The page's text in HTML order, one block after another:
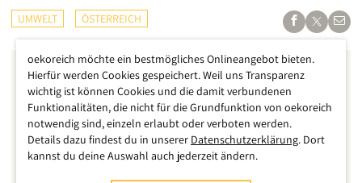
UMWELT ÖSTERREICH
oekoreich möchte ein bestmögliches Onlineangebot bieten.
Hierfür werden Cookies gespeichert. Weil uns Transparenz
wichtig ist können Cookies und die damit verbundenen
Funktionalitäten, die nicht für die Grundfunktion von oekoreich
notwendig sind, einzeln erlaubt oder verboten werden.
Details dazu findest du in unserer Datenschutzerklärung. Dort
kannst du deine Auswahl auch jederzeit ändern.